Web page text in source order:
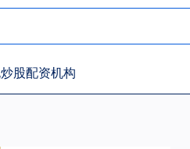
股配资机构